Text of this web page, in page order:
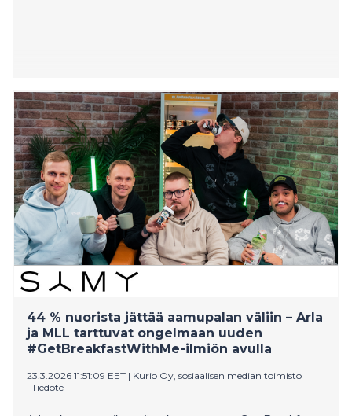
44 % nuorista jättää aamupalan väliin – Arla
ja MLL tarttuvat ongelmaan uuden
#GetBreakfastWithMe-ilmiön avulla
23.3.2026 11:51:09 EET | Kurio Oy, sosiaalisen median toimisto
| Tiedote